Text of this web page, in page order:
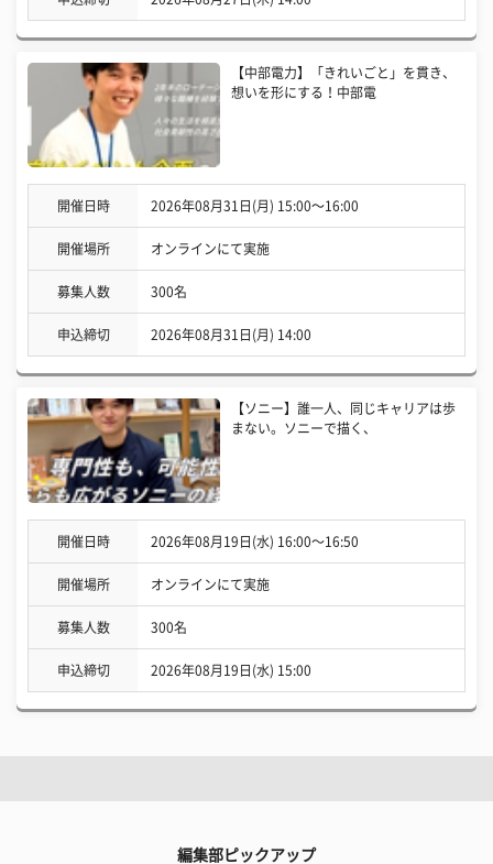
【中部電力】「きれいごと」を貫き、
想いを形にする！中部電
開催日時 2026年08月31日(月) 15:00〜16:00
開催場所 オンラインにて実施
募集人数 300名
申込締切 2026年08月31日(月) 14:00
【ソニー】誰一人、同じキャリアは歩
まない。ソニーで描く、
開催日時 2026年08月19日(水) 16:00〜16:50
開催場所 オンラインにて実施
募集人数 300名
申込締切 2026年08月19日(水) 15:00
編集部ピックアップ